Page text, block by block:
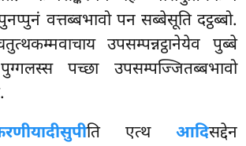
वत्तब्बभावो पन सब्बेसूति दट्ठब्बो.
उपसम्पन्नट्ठानेयेव पुब्बे
पच्छा उपसम्पज्जितब्बभावो
ति एत्थ आदिसद्देन